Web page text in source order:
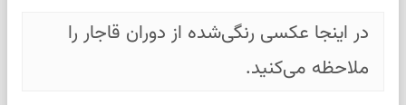
در اینجا عکسی رنگی‌شده از دوران قاجار را
ملاحظه می‌کنید.